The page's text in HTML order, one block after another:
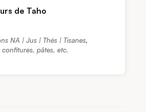
de Taho
NA | Jus | Thés | Tisanes,
pâtes, etc.